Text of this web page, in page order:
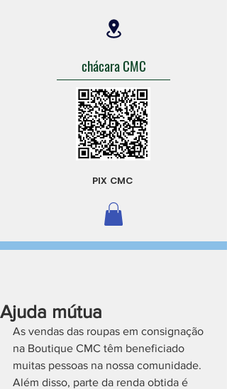
chácara CMC
PIX CMC
Ajuda mútua
As vendas das roupas em consignação
na Boutique CMC têm beneficiado
muitas pessoas na nossa comunidade.
Além disso, parte da renda obtida é